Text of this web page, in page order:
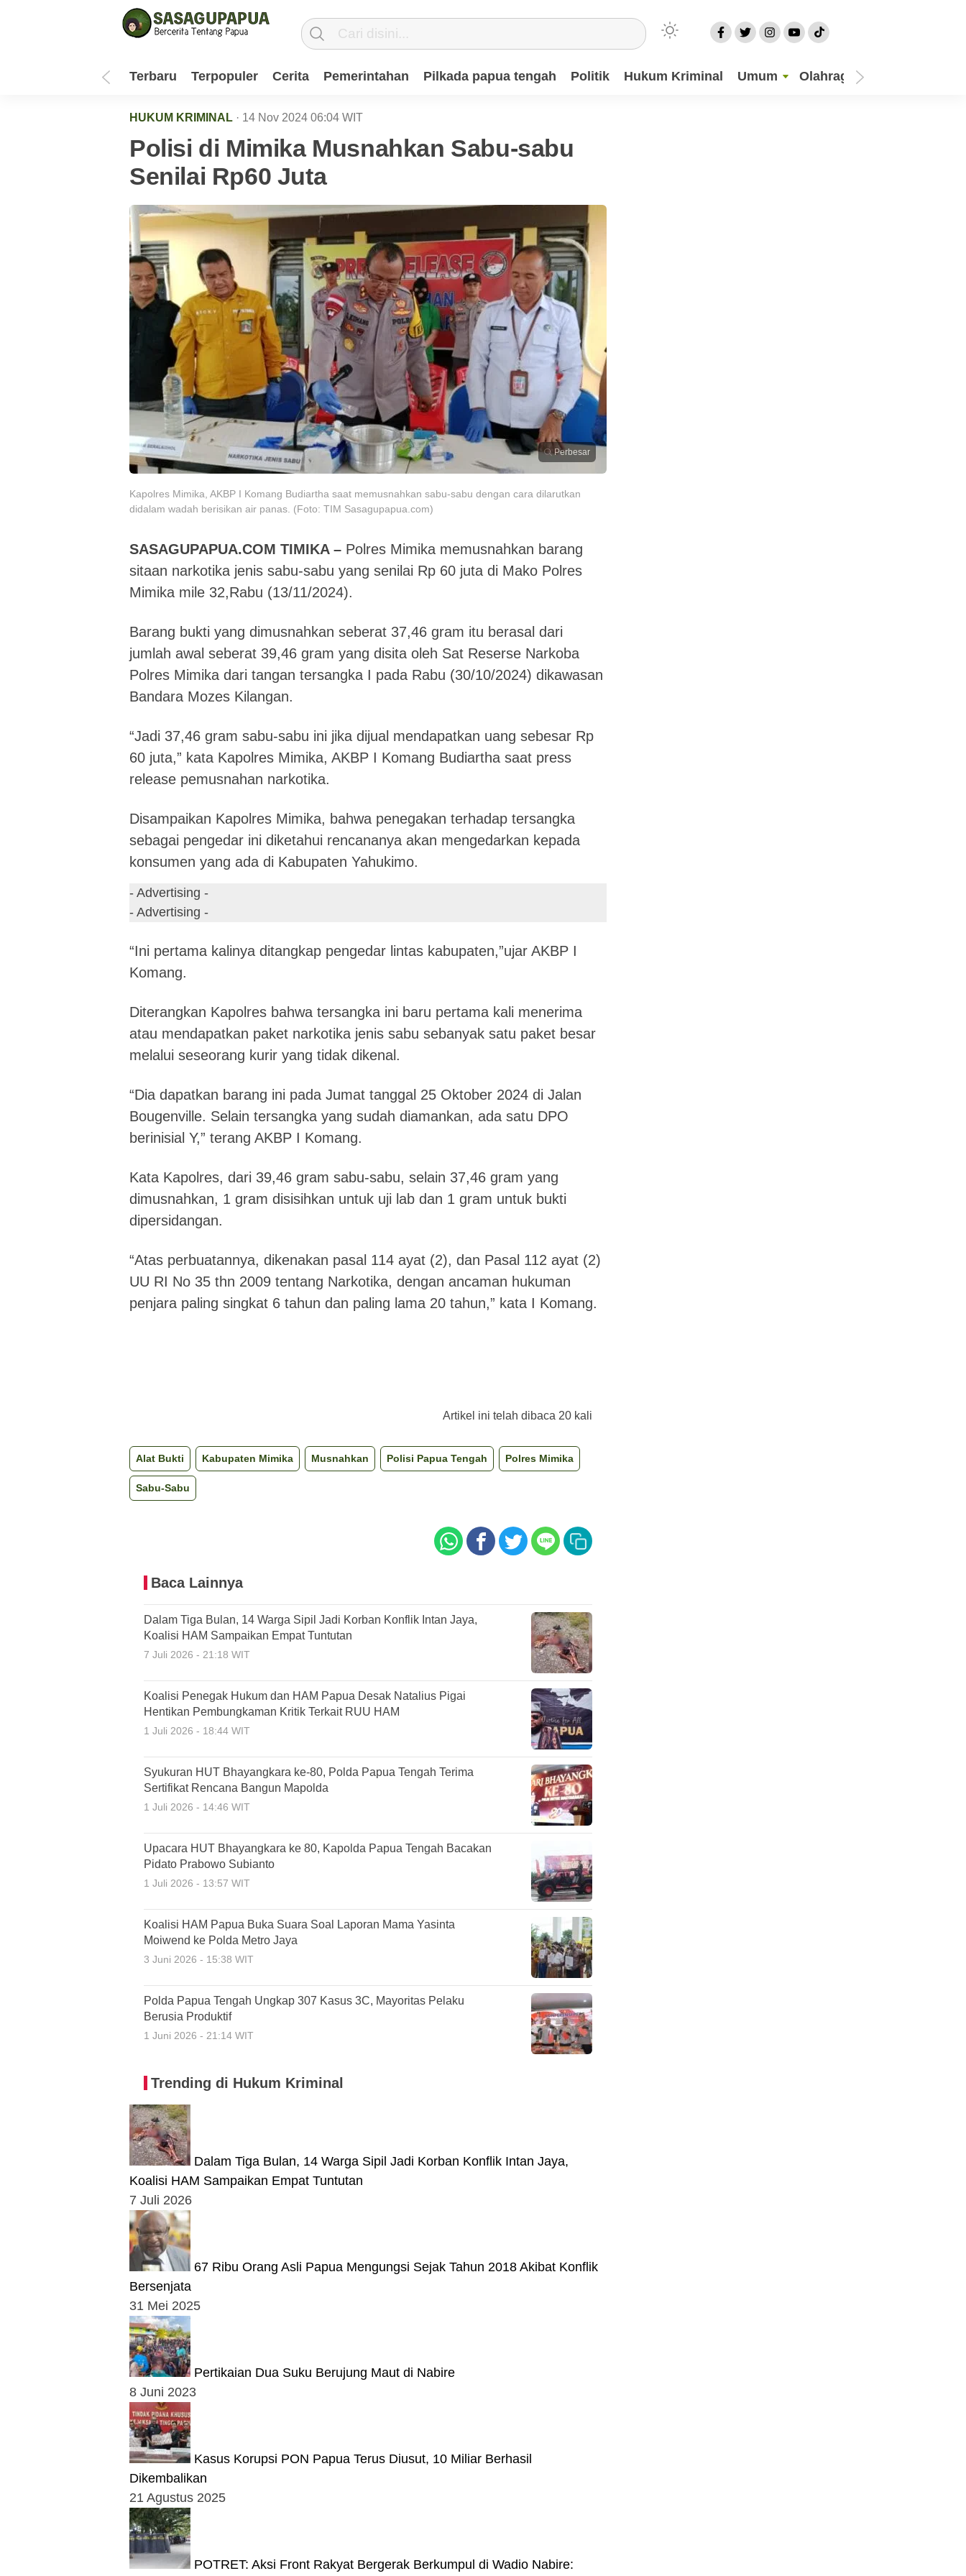
Terbaru Terpopuler Cerita Pemerintahan Pilkada papua tengah Politik Hukum Kriminal Umum Olahraga
HUKUM KRIMINAL · 14 Nov 2024 06:04 WIT
Polisi di Mimika Musnahkan Sabu-sabu
Senilai Rp60 Juta
Perbesar
Kapolres Mimika, AKBP I Komang Budiartha saat memusnahkan sabu-sabu dengan cara dilarutkan
didalam wadah berisikan air panas. (Foto: TIM Sasagupapua.com)
SASAGUPAPUA.COM TIMIKA – Polres Mimika memusnahkan barang
sitaan narkotika jenis sabu-sabu yang senilai Rp 60 juta di Mako Polres
Mimika mile 32,Rabu (13/11/2024).
Barang bukti yang dimusnahkan seberat 37,46 gram itu berasal dari
jumlah awal seberat 39,46 gram yang disita oleh Sat Reserse Narkoba
Polres Mimika dari tangan tersangka I pada Rabu (30/10/2024) dikawasan
Bandara Mozes Kilangan.
“Jadi 37,46 gram sabu-sabu ini jika dijual mendapatkan uang sebesar Rp
60 juta,” kata Kapolres Mimika, AKBP I Komang Budiartha saat press
release pemusnahan narkotika.
Disampaikan Kapolres Mimika, bahwa penegakan terhadap tersangka
sebagai pengedar ini diketahui rencananya akan mengedarkan kepada
konsumen yang ada di Kabupaten Yahukimo.
- Advertising -
- Advertising -
“Ini pertama kalinya ditangkap pengedar lintas kabupaten,”ujar AKBP I
Komang.
Diterangkan Kapolres bahwa tersangka ini baru pertama kali menerima
atau mendapatkan paket narkotika jenis sabu sebanyak satu paket besar
melalui seseorang kurir yang tidak dikenal.
“Dia dapatkan barang ini pada Jumat tanggal 25 Oktober 2024 di Jalan
Bougenville. Selain tersangka yang sudah diamankan, ada satu DPO
berinisial Y,” terang AKBP I Komang.
Kata Kapolres, dari 39,46 gram sabu-sabu, selain 37,46 gram yang
dimusnahkan, 1 gram disisihkan untuk uji lab dan 1 gram untuk bukti
dipersidangan.
“Atas perbuatannya, dikenakan pasal 114 ayat (2), dan Pasal 112 ayat (2)
UU RI No 35 thn 2009 tentang Narkotika, dengan ancaman hukuman
penjara paling singkat 6 tahun dan paling lama 20 tahun,” kata I Komang.
Artikel ini telah dibaca 20 kali
Alat Bukti Kabupaten Mimika Musnahkan Polisi Papua Tengah Polres Mimika
Sabu-Sabu
Baca Lainnya
Dalam Tiga Bulan, 14 Warga Sipil Jadi Korban Konflik Intan Jaya,
Koalisi HAM Sampaikan Empat Tuntutan
7 Juli 2026 - 21:18 WIT
Koalisi Penegak Hukum dan HAM Papua Desak Natalius Pigai
Hentikan Pembungkaman Kritik Terkait RUU HAM
1 Juli 2026 - 18:44 WIT
Syukuran HUT Bhayangkara ke-80, Polda Papua Tengah Terima
Sertifikat Rencana Bangun Mapolda
1 Juli 2026 - 14:46 WIT
Upacara HUT Bhayangkara ke 80, Kapolda Papua Tengah Bacakan
Pidato Prabowo Subianto
1 Juli 2026 - 13:57 WIT
Koalisi HAM Papua Buka Suara Soal Laporan Mama Yasinta
Moiwend ke Polda Metro Jaya
3 Juni 2026 - 15:38 WIT
Polda Papua Tengah Ungkap 307 Kasus 3C, Mayoritas Pelaku
Berusia Produktif
1 Juni 2026 - 21:14 WIT
Trending di Hukum Kriminal
Dalam Tiga Bulan, 14 Warga Sipil Jadi Korban Konflik Intan Jaya,
Koalisi HAM Sampaikan Empat Tuntutan
7 Juli 2026
67 Ribu Orang Asli Papua Mengungsi Sejak Tahun 2018 Akibat Konflik
Bersenjata
31 Mei 2025
Pertikaian Dua Suku Berujung Maut di Nabire
8 Juni 2023
Kasus Korupsi PON Papua Terus Diusut, 10 Miliar Berhasil
Dikembalikan
21 Agustus 2025
POTRET: Aksi Front Rakyat Bergerak Berkumpul di Wadio Nabire: